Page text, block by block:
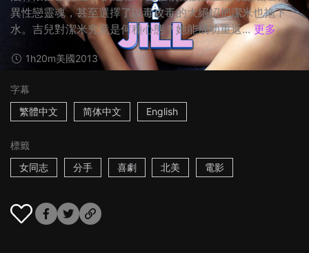
異性戀靈魂，甚至選擇了以毒攻毒的大絕招把潔米也拖下
水。吉兒對潔米究竟是何種心態？她能成功重返... 更多
1h20m美國2013
字幕
繁體中文
简体中文 English
標籤
女同志
分手 喜劇 北美 電影